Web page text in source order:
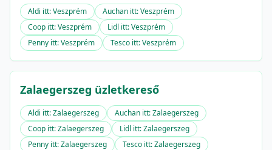
Aldi itt: Veszprém
Auchan itt: Veszprém
Coop itt: Veszprém
Lidl itt: Veszprém
Penny itt: Veszprém
Tesco itt: Veszprém
Zalaegerszeg üzletkereső
Aldi itt: Zalaegerszeg
Auchan itt: Zalaegerszeg
Coop itt: Zalaegerszeg
Lidl itt: Zalaegerszeg
Penny itt: Zalaegerszeg
Tesco itt: Zalaegerszeg